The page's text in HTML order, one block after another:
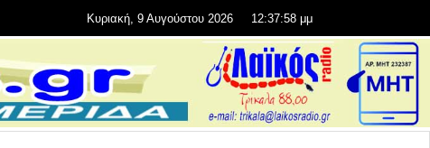
Κυριακή, 9 Αυγούστου 2026 12:37:59 μμ